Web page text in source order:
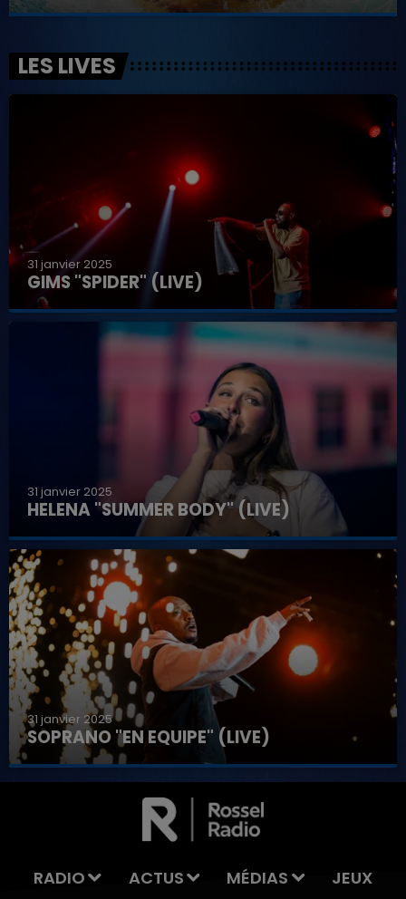
LES LIVES
31 janvier 2025
GIMS "SPIDER" (LIVE)
31 janvier 2025
HELENA "SUMMER BODY" (LIVE)
31 janvier 2025
SOPRANO "EN EQUIPE" (LIVE)
RADIO ACTUS MÉDIAS JEUX